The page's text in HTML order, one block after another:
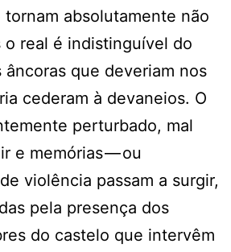
tornam absolutamente não
o real é indistinguível do
âncoras que deveriam nos
cederam à devaneios. O
perturbado, mal
e memórias — ou
violência passam a surgir,
pela presença dos
do castelo que intervêm